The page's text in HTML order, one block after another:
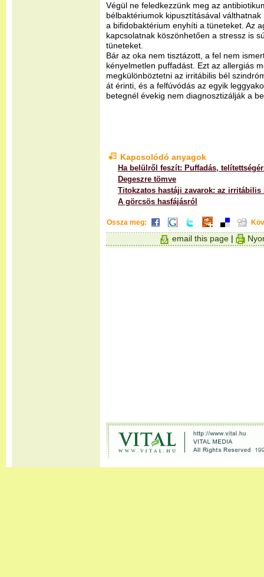
Végül ne feledkezzünk meg az
bélbaktériumok kipusztításával
a bifidobaktérium enyhíti a tüneteket. Az
kapcsolatnak köszönhetően a stressz is
tüneteket.
Bár az oka nem tisztázott, a fel nem
kényelmetlen puffadást. Ezt az allergiás
megkülönböztetni az irritábilis bél
át érinti, és a felfúvódás az egyik
betegnél évekig nem diagnosztizálják a
Kapcsolódó anyagok
Ha belülről feszít: Puffadás,
Degeszre tömve
Titokzatos hastáji zavarok: az irritábilis
A görcsös hasfájásról
Ossza meg:
email this page |